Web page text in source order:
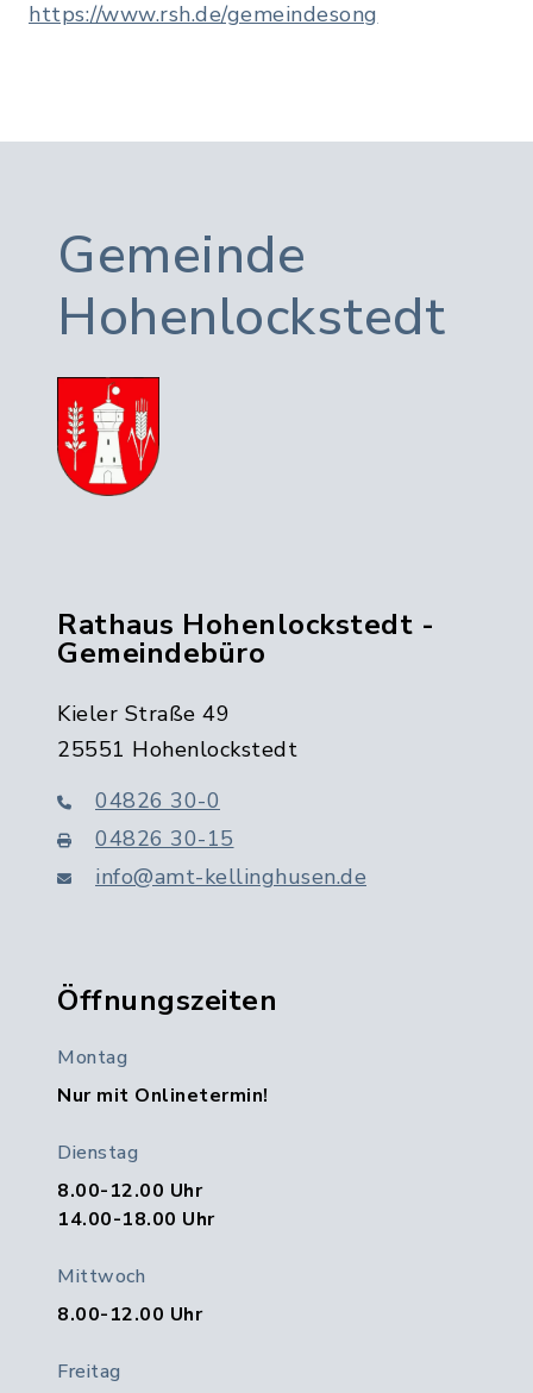
https://www.rsh.de/gemeindesong
Gemeinde
Hohenlockstedt
Rathaus Hohenlockstedt -
Gemeindebüro
Kieler Straße 49
25551 Hohenlockstedt
04826 30-0
04826 30-15
info@amt-kellinghusen.de
Öffnungszeiten
Montag
Nur mit Onlinetermin!
Dienstag
8.00-12.00 Uhr
14.00-18.00 Uhr
Mittwoch
8.00-12.00 Uhr
Freitag